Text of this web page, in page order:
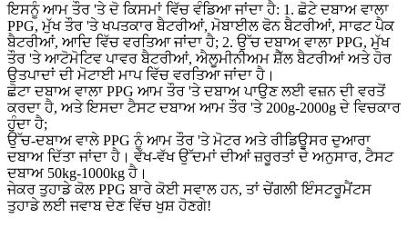
ਇਸਨੂੰ ਆਮ ਤੌਰ 'ਤੇ ਦੋ ਕਿਸਮਾਂ ਵਿੱਚ ਵੰਡਿਆ ਜਾਂਦਾ ਹੈ: 1. ਛੋਟੇ ਦਬਾਅ ਵਾਲਾ
PPG, ਮੁੱਖ ਤੌਰ 'ਤੇ ਖਪਤਕਾਰ ਬੈਟਰੀਆਂ, ਮੋਬਾਈਲ ਫੋਨ ਬੈਟਰੀਆਂ, ਸਾਫਟ ਪੈਕ
ਬੈਟਰੀਆਂ, ਆਦਿ ਵਿੱਚ ਵਰਤਿਆ ਜਾਂਦਾ ਹੈ; 2. ਉੱਚ ਦਬਾਅ ਵਾਲਾ PPG, ਮੁੱਖ
ਤੌਰ 'ਤੇ ਆਟੋਮੋਟਿਵ ਪਾਵਰ ਬੈਟਰੀਆਂ, ਐਲੂਮੀਨੀਅਮ ਸ਼ੈੱਲ ਬੈਟਰੀਆਂ ਅਤੇ ਹੋਰ
ਉਤਪਾਦਾਂ ਦੀ ਮੋਟਾਈ ਮਾਪ ਵਿੱਚ ਵਰਤਿਆ ਜਾਂਦਾ ਹੈ।
ਛੋਟਾ ਦਬਾਅ ਵਾਲਾ PPG ਆਮ ਤੌਰ 'ਤੇ ਦਬਾਅ ਪਾਉਣ ਲਈ ਵਜ਼ਨ ਦੀ ਵਰਤੋਂ
ਕਰਦਾ ਹੈ, ਅਤੇ ਇਸਦਾ ਟੈਸਟ ਦਬਾਅ ਆਮ ਤੌਰ 'ਤੇ 200g-2000g ਦੇ ਵਿਚਕਾਰ
ਹੁੰਦਾ ਹੈ;
ਉੱਚ-ਦਬਾਅ ਵਾਲੇ PPG ਨੂੰ ਆਮ ਤੌਰ 'ਤੇ ਮੋਟਰ ਅਤੇ ਰੀਡਿਊਸਰ ਦੁਆਰਾ
ਦਬਾਅ ਦਿੱਤਾ ਜਾਂਦਾ ਹੈ। ਵੱਖ-ਵੱਖ ਉੱਦਮਾਂ ਦੀਆਂ ਜ਼ਰੂਰਤਾਂ ਦੇ ਅਨੁਸਾਰ, ਟੈਸਟ
ਦਬਾਅ 50kg-1000kg ਹੈ।
ਜੇਕਰ ਤੁਹਾਡੇ ਕੋਲ PPG ਬਾਰੇ ਕੋਈ ਸਵਾਲ ਹਨ, ਤਾਂ ਚੇਂਗਲੀ ਇੰਸਟਰੂਮੈਂਟਸ
ਤੁਹਾਡੇ ਲਈ ਜਵਾਬ ਦੇਣ ਵਿੱਚ ਖੁਸ਼ ਹੋਣਗੇ!